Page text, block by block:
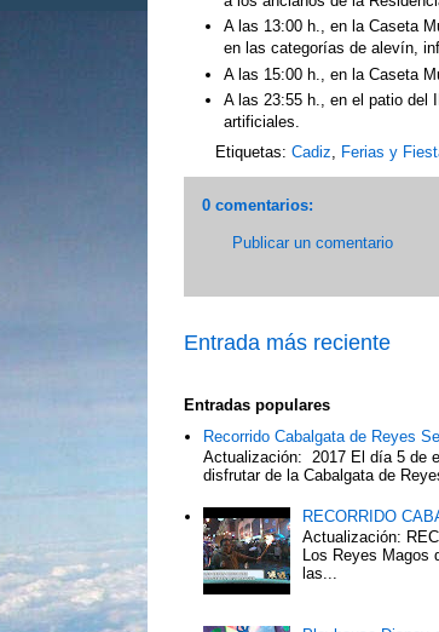
A las 13:00 h., en la Caseta
en las categorías de alevín,
A las 15:00 h., en la Caseta
A las 23:55 h., en el patio del
artificiales.
Etiquetas: Cadiz, Ferias y
0 comentarios:
Publicar un comentario
Entrada más reciente
Entradas populares
Recorrido Cabalgata de Reyes
Actualización: 2017 El día 5 de
disfrutar de la Cabalgata de
RECORRIDO
Actualización:
Los Reyes Magos
las...